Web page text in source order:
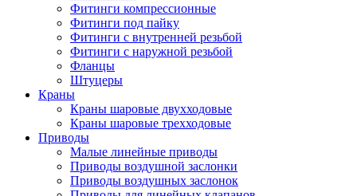
Фитинги компрессионные
Фитинги под пайку
Фитинги с внутренней резьбой
Фитинги с наружной резьбой
Фланцы
Штуцеры
Краны
Краны шаровые двухходовые
Краны шаровые трехходовые
Приводы
Малые линейные приводы
Приводы воздушной заслонки
Приводы воздушных заслонок